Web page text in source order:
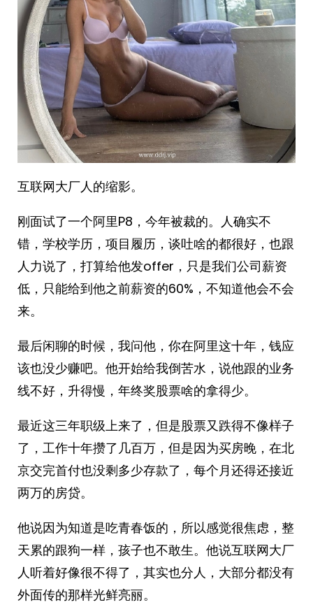
互联网大厂人的缩影。
刚面试了一个阿里P8，今年被裁的。人确实不
错，学校学历，项目履历，谈吐啥的都很好，也跟
人力说了，打算给他发offer，只是我们公司薪资
低，只能给到他之前薪资的60%，不知道他会不会
来。
最后闲聊的时候，我问他，你在阿里这十年，钱应
该也没少赚吧。他开始给我倒苦水，说他跟的业务
线不好，升得慢，年终奖股票啥的拿得少。
最近这三年职级上来了，但是股票又跌得不像样子
了，工作十年攒了几百万，但是因为买房晚，在北
京交完首付也没剩多少存款了，每个月还得还接近
两万的房贷。
他说因为知道是吃青春饭的，所以感觉很焦虑，整
天累的跟狗一样，孩子也不敢生。他说互联网大厂
人听着好像很不得了，其实也分人，大部分都没有
外面传的那样光鲜亮丽。